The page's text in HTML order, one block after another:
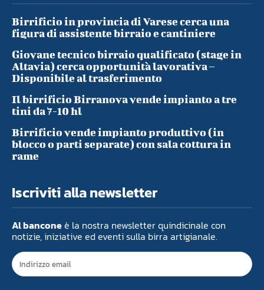
Birrificio in provincia di Varese cerca una
figura di assistente birraio e cantiniere
Giovane tecnico birraio qualificato (stage in
Altavia) cerca opportunità lavorativa –
Disponibile al trasferimento
Il birrificio Birranova vende impianto a tre
tini da 7-10 hl
Birrificio vende impianto produttivo (in
blocco o parti separate) con sala cottura in
rame
Iscriviti alla newsletter
Al banconeè la nostra newsletter quindicinale con
notizie, iniziative ed eventi sulla birra artigianale.